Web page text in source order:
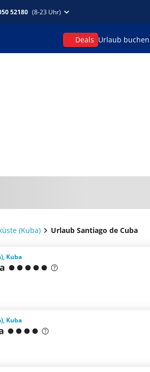
52180 (8-23 Uhr)
Deals Urlaub buchen
(Kuba) Urlaub Santiago de Cuba
Kuba
Kuba